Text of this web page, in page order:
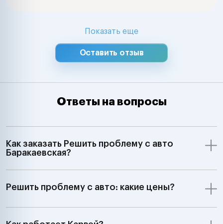
Показать еще
Оставить отзыв
Ответы на вопросы
Как заказать Решить проблему с авто
Баракаевская?
Решить проблему с авто: какие цены?